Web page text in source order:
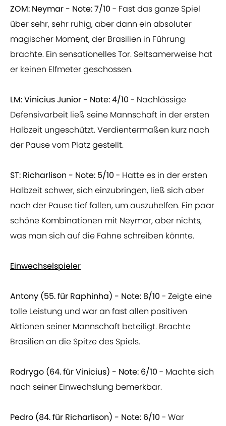
ZOM: Neymar - Note: 7/10 - Fast das ganze Spiel
über sehr, sehr ruhig, aber dann ein absoluter
magischer Moment, der Brasilien in Führung
brachte. Ein sensationelles Tor. Seltsamerweise hat
er keinen Elfmeter geschossen.
LM: Vinicius Junior - Note: 4/10 - Nachlässige
Defensivarbeit ließ seine Mannschaft in der ersten
Halbzeit ungeschützt. Verdientermaßen kurz nach
der Pause vom Platz gestellt.
ST: Richarlison - Note: 5/10 - Hatte es in der ersten
Halbzeit schwer, sich einzubringen, ließ sich aber
nach der Pause tief fallen, um auszuhelfen. Ein paar
schöne Kombinationen mit Neymar, aber nichts,
was man sich auf die Fahne schreiben könnte.
Einwechselspieler
Antony (55. für Raphinha) - Note: 8/10 - Zeigte eine
tolle Leistung und war an fast allen positiven
Aktionen seiner Mannschaft beteiligt. Brachte
Brasilien an die Spitze des Spiels.
Rodrygo (64. für Vinicius) - Note: 6/10 - Machte sich
nach seiner Einwechslung bemerkbar.
Pedro (84. für Richarlison) - Note: 6/10 - War